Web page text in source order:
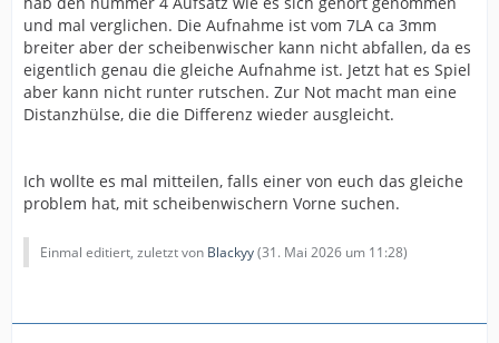
und mal verglichen. Die Aufnahme ist vom 7LA ca 3mm
breiter aber der scheibenwischer kann nicht abfallen, da es
eigentlich genau die gleiche Aufnahme ist. Jetzt hat es Spiel
aber kann nicht runter rutschen. Zur Not macht man eine
Distanzhülse, die die Differenz wieder ausgleicht.
Ich wollte es mal mitteilen, falls einer von euch das gleiche
problem hat, mit scheibenwischern Vorne suchen.
Einmal editiert, zuletzt von Blackyy(31. Mai 2026 um 11:28)